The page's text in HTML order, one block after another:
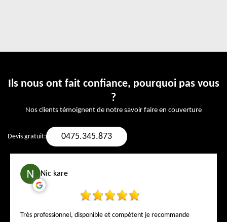
Ils nous ont fait confiance, pourquoi pas vous
?
Nos clients témoignent de notre savoir faire en couverture
Devis gratuit: 0475.345.873
Nic kare
Très professionnel, disponible et compétent je recommande